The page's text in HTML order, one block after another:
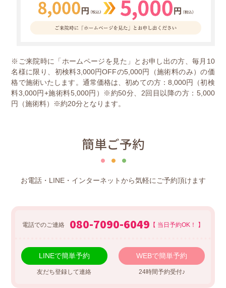
※ご来院時に「ホームページを見た」とお申し出の方、毎月10
名様に限り、初検料3,000円OFFの5,000円（施術料のみ）の価
格で施術いたします。通常価格は、初めての方：8,000円（初検
料3,000円+施術料5,000円）※約50分、2回目以降の方：5,000
円（施術料）※約20分となります。
簡単ご予約
お電話・LINE・インターネットから気軽にご予約頂けます
電話でのご連絡 080-7090-6049 【 当日予約OK！ 】
LINEで簡単予約
友だち登録して連絡
WEBで簡単予約
24時間予約受付♪